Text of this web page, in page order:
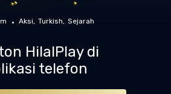
Aksi Turkish Sejarah
HilalPlay di
telefon